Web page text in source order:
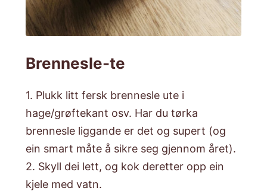
Brennesle-te
1. Plukk litt fersk brennesle ute i
hage/grøftekant osv. Har du tørka
brennesle liggande er det og supert (og
ein smart måte å sikre seg gjennom året).
2. Skyll dei lett, og kok deretter opp ein
kjele med vatn.